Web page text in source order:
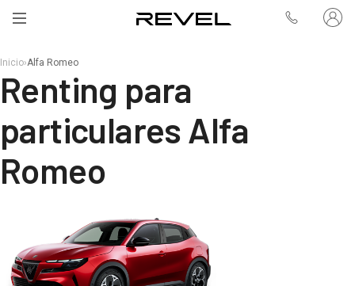
Inicio›Alfa Romeo
Renting para
particulares Alfa
Romeo